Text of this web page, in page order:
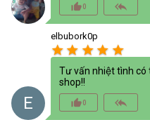
thumb_up_alt0 reply_all
E
elbubork0p
star star star star star
Tư vấn nhiệt tình
shop!!
thumb_up_alt0 reply_all